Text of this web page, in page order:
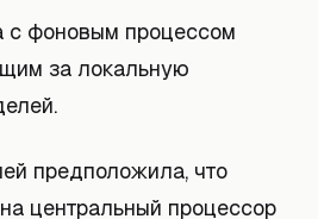
с фоновым процессом
за локальную
предположила, что
центральный процессор